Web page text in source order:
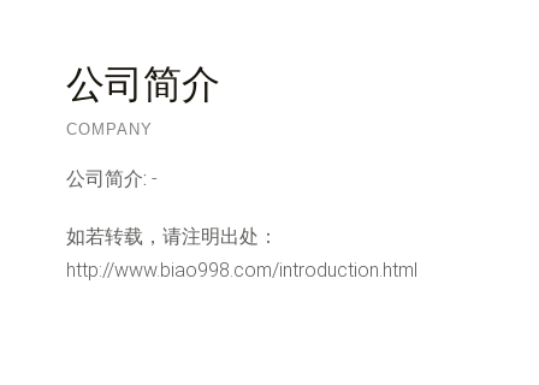
公司简介
COMPANY
公司简介: -
如若转载，请注明出处：
http://www.biao998.com/introduction.html